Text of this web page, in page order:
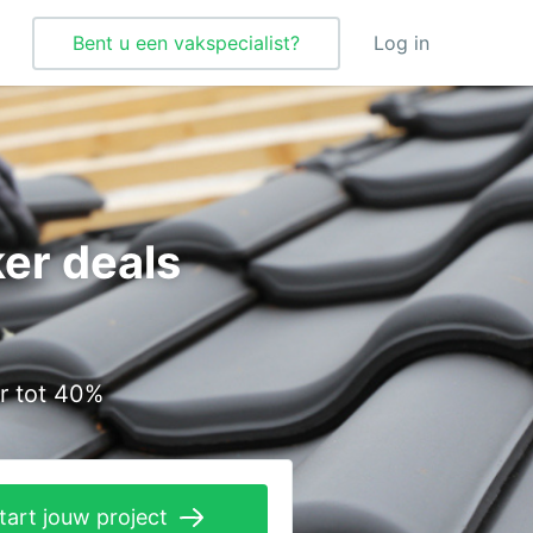
Bent u een vakspecialist? Log in
Tegelzetter
Vloeren
Vochtbestrijding
Warmtepomp
Zonnepanelen
Zonwering
deals
tot 40%
jouw project